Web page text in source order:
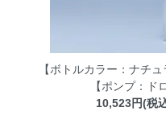
【ボトルカラー：ナチ
【ポンプ：ド
10,523円(税